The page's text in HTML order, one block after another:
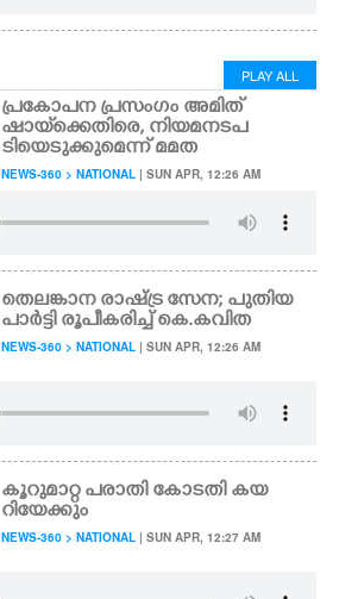
PLAY ALL
പ്രകോപന പ്രസംഗം അമിത്
ഷായ്‌ക്കെതിരെ, നിയമനടപ
ടിയെടുക്കുമെന്ന് മമത
NEWS-360 > NATIONAL | SUN APR, 12:26 AM
തെലങ്കാന രാഷ്ട്ര സേന; പുതിയ
പാർട്ടി രൂപീകരിച്ച് കെ.കവിത
NEWS-360 > NATIONAL | SUN APR, 12:26 AM
കൂറുമാറ്റ പരാതി കോടതി കയ
റിയേക്കും
NEWS-360 > NATIONAL | SUN APR, 12:27 AM